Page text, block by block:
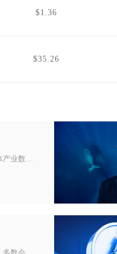
$1.36
$35.26